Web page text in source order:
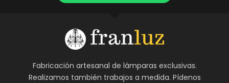
Fabricación artesanal de lámparas exclusivas.
Realizamos también trabajos a medida. Pídenos